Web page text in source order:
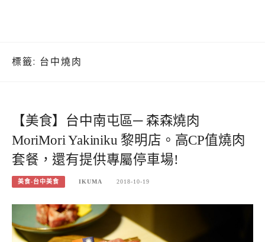
標籤: 台中燒肉
【美食】台中南屯區─ 森森燒肉
MoriMori Yakiniku 黎明店。高CP值燒肉
套餐，還有提供專屬停車場!
美食-台中美食 IKUMA 2018-10-19